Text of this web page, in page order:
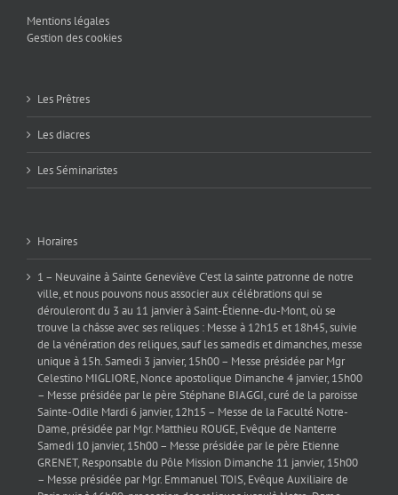
Mentions légales
Gestion des cookies
Les Prêtres
Les diacres
Les Séminaristes
Horaires
1 – Neuvaine à Sainte Geneviève C’est la sainte patronne de notre
ville, et nous pouvons nous associer aux célébrations qui se
dérouleront du 3 au 11 janvier à Saint-Étienne-du-Mont, où se
trouve la châsse avec ses reliques : Messe à 12h15 et 18h45, suivie
de la vénération des reliques, sauf les samedis et dimanches, messe
unique à 15h. Samedi 3 janvier, 15h00 – Messe présidée par Mgr
Celestino MIGLIORE, Nonce apostolique Dimanche 4 janvier, 15h00
– Messe présidée par le père Stéphane BIAGGI, curé de la paroisse
Sainte-Odile Mardi 6 janvier, 12h15 – Messe de la Faculté Notre-
Dame, présidée par Mgr. Matthieu ROUGE, Evêque de Nanterre
Samedi 10 janvier, 15h00 – Messe présidée par le père Etienne
GRENET, Responsable du Pôle Mission Dimanche 11 janvier, 15h00
– Messe présidée par Mgr. Emmanuel TOIS, Evêque Auxiliaire de